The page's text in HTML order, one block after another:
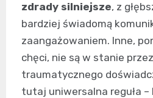
zdrady silniejsze, z
bardziej świadomą
zaangażowaniem. Inne,
chęci, nie są w stanie
traumatycznego
tutaj uniwersalna reguła –